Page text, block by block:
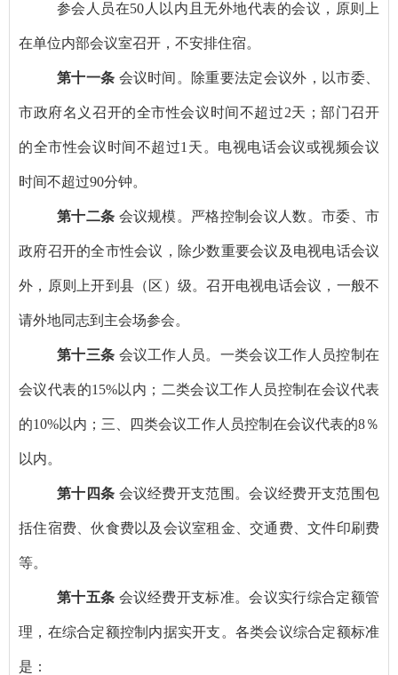
参会人员在50 人以内且无外地代表的会议，原则上
在单位内部会议室召开，不安排住宿。
第十一条 会议时间。除重要法定会议外，以市委、
市政府名义召开的全市性会议时间不超过2天；部门召开
的全市性会议时间不超过1 天。电视电话会议或视频会议
时间不超过90分钟。
第十二条 会议规模。严格控制会议人数。市委、市
政府召开的全市性会议，除少数重要会议及电视电话会议
外，原则上开到县（区）级。召开电视电话会议，一般不
请外地同志到主会场参会。
第十三条 会议工作人员。一类会议工作人员控制在
会议代表的15%以内；二类会议工作人员控制在会议代表
的10%以内；三、四类会议工作人员控制在会议代表的8％
以内。
第十四条 会议经费开支范围。会议经费开支范围包
括住宿费、伙食费以及会议室租金、交通费、文件印刷费
等。
第十五条 会议经费开支标准。会议实行综合定额管
理，在综合定额控制内据实开支。各类会议综合定额标准
是：